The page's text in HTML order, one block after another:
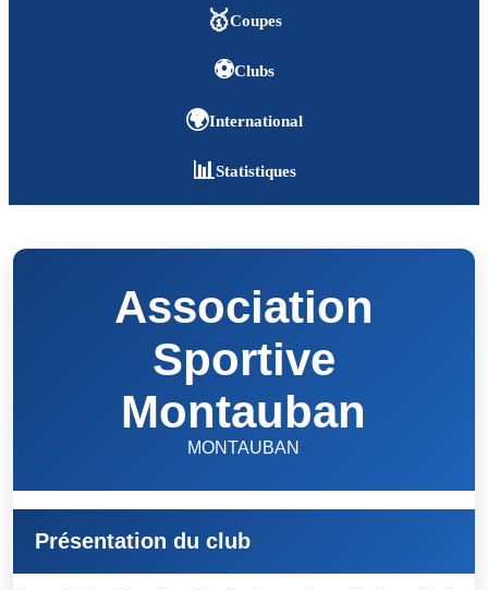
🥇Coupes
⚽Clubs
🌍International
📊Statistiques
Association
Sportive
Montauban
MONTAUBAN
Présentation du club